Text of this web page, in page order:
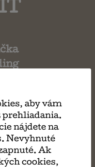
aby vám
prehliadania.
nájdete na
Nevyhnuté
Ak
cookies,